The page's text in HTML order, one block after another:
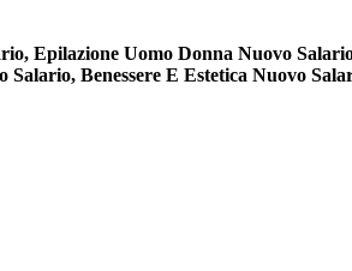
Epilazione Uomo Donna Nuovo
Salario, Benessere E Estetica Nuovo